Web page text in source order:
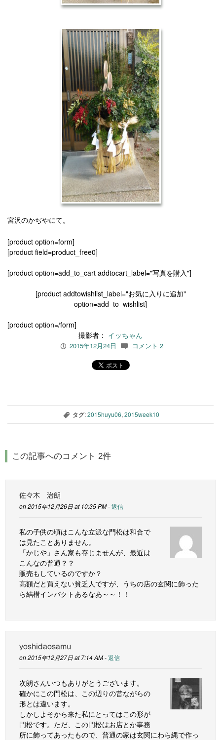
宮沢のかぢやにて。
[product option=form]
[product field=product_free0]
[product option=add_to_cart addtocart_label="写真を購入"]
[product addtowishlist_label="お気に入りに追加"
option=add_to_wishlist]
[product option=/form]
撮影者： イッちゃん
P 2015年12月24日 c コメント 2
, タグ:2015huyu06, 2015week10
この記事へのコメント 2件
佐々木 治朗
on 2015年12月26日 at 10:35 PM -返信
私の子供の頃はこんな立派な門松は和合で
は見たことありません。
「かじや」さん家も存じませんが、最近は
こんなの普通？？
販売もしているのですか？
高額だと買えない貧乏人ですが、うちの店の玄関に飾った
ら結構インパクトあるなあ～～！！
yoshidaosamu
on 2015年12月27日 at 7:14 AM -返信
次朗さんいつもありがとうございます。
確かにこの門松は、この辺りの昔ながらの
形とは違います。
しかしよそから来た私にとってはこの形が
門松です。ただ、この門松はお店とか事務
所に飾ってあったもので、普通の家は玄関にわら縄で作っ